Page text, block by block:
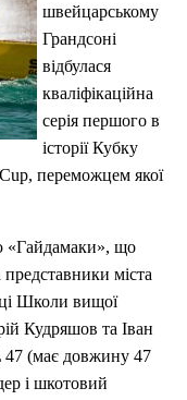
швейцарському
Грандсоні
відбулася
кваліфікаційна
серія першого в
історії Кубку
переможцем якої
«Гайдамаки», що
міста
Школи вищої
Кудряшов та Іван
47 (має довжину 47
і шкотовий